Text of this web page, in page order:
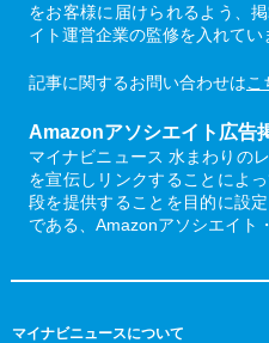
をお客様に届けられるよう、
イト運営企業の監修を入れてい
記事に関するお問い合わせはこ
Amazonアソシエイト広告
マイナビニュース 水まわりの
を宣伝しリンクすることによ
段を提供することを目的に設
である、Amazonアソシエイト
マイナビニュースについて